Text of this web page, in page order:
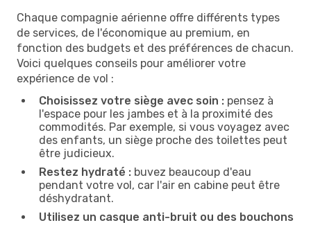
Chaque compagnie aérienne offre différents types
de services, de l'économique au premium, en
fonction des budgets et des préférences de chacun.
Voici quelques conseils pour améliorer votre
expérience de vol :
Choisissez votre siège avec soin : pensez à
l'espace pour les jambes et à la proximité des
commodités. Par exemple, si vous voyagez avec
des enfants, un siège proche des toilettes peut
être judicieux.
Restez hydraté : buvez beaucoup d'eau
pendant votre vol, car l'air en cabine peut être
déshydratant.
Utilisez un casque anti-bruit ou des bouchons